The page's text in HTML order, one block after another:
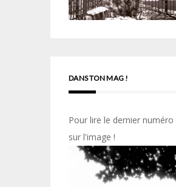
DANS TON MAG !
Pour lire le dernier
sur l'image !